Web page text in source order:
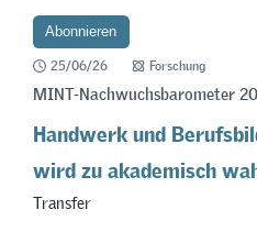
25/06/26 Forschung
MINT-Nachwuchsbarometer
Handwerk und
wird zu akademisch
Transfer